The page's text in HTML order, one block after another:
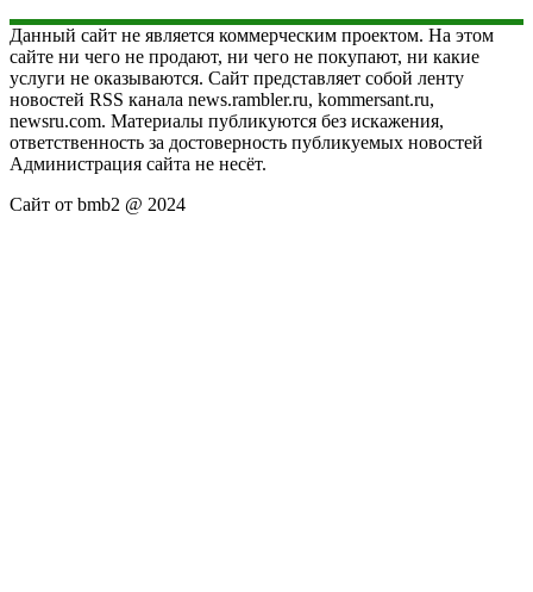
Данный сайт не является коммерческим проектом. На этом
сайте ни чего не продают, ни чего не покупают, ни какие
услуги не оказываются. Сайт представляет собой ленту
новостей RSS канала news.rambler.ru, kommersant.ru,
newsru.com. Материалы публикуются без искажения,
ответственность за достоверность публикуемых новостей
Администрация сайта не несёт.
Сайт от bmb2 @ 2024